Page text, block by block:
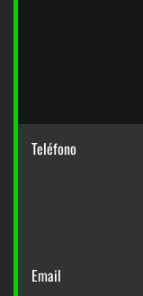
Teléfono
Email